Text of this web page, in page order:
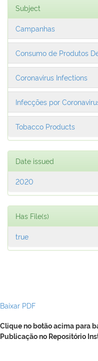
Subject
Campanhas
Consumo de Produtos
Coronavirus Infections
Infecções por
Tobacco Products
Date issued
2020
Has File(s)
true
Baixar PDF
Clique no botão acima para
Publicação no Repositório